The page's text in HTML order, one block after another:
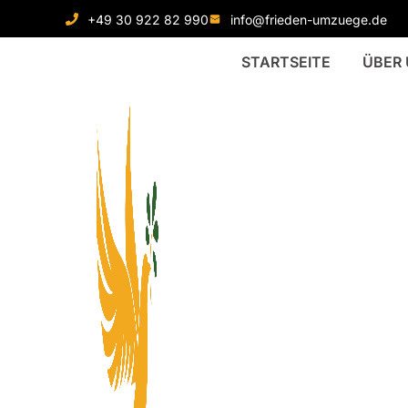
+49 30 922 82 990 info@frieden-umzuege.de
STARTSEITE ÜBER